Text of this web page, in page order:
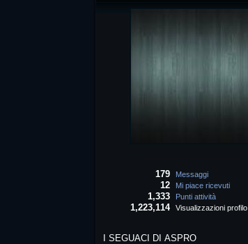
Messaggi
179
Mi piace ricevuti
12
Punti attività
1,333
Visualizzazioni profilo
1,223,114
I SEGUACI DI ASPRO